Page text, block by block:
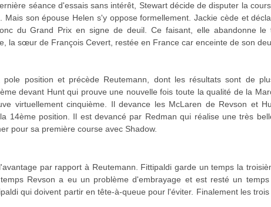
séance d'essais sans intérêt, Stewart décide de disputer la
Mais son épouse Helen s'y oppose formellement. Jackie cède et
du Grand Prix en signe de deuil. Ce faisant, elle abandonne le
la sœur de François Cevert, restée en France car enceinte de son
position et précède Reutemann, dont les résultats sont de
devant Hunt qui prouve une nouvelle fois toute la qualité de la
virtuellement cinquième. Il devance les McLaren de Revson et
14ème position. Il est devancé par Redman qui réalise une très
pour sa première course avec Shadow.
par rapport à Reutemann. Fittipaldi garde un temps la
Revson a eu un problème d'embrayage et est resté un
qui doivent partir en tête-à-queue pour l'éviter. Finalement les